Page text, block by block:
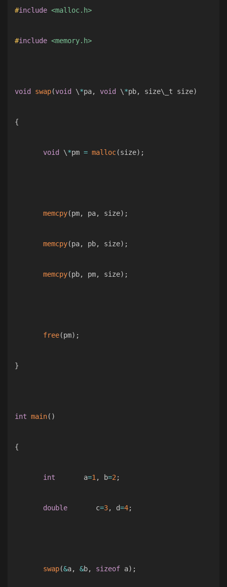
#include <malloc.h>
#include <memory.h>
void swap(void \*pa, void \*pb, size\_t size)
{
void \*pm = malloc(size) ;
memcpy(pm, pa, size) ;
memcpy(pa, pb, size) ;
memcpy(pb, pm, size) ;
free(pm) ;
}
int main( )
{
int
       a
=1, b=2;
double
       c
=3, d=4;
swap(&a, &b, sizeof a) ;